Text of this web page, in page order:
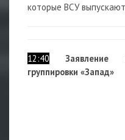
которые ВСУ
12:40
Заявление
группировки «Запад»